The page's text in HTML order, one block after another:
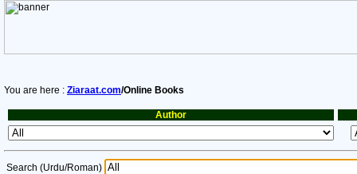
You are here : Ziaraat.com/Online Books
Author
Search (Urdu/Roman)